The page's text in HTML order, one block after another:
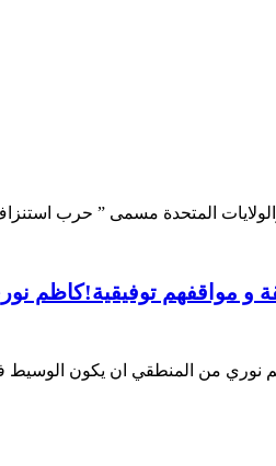
والولايات المتحدة مسمى ” حرب
مواقفهم توفيقية!كاظم
نوري من المنطقي ان يكون الوسيط